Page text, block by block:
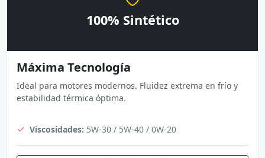
100% Sintético
Máxima Tecnología
Ideal para motores modernos. Fluidez extrema en frío y
estabilidad térmica óptima.
Viscosidades: 5W-30 / 5W-40 / 0W-20